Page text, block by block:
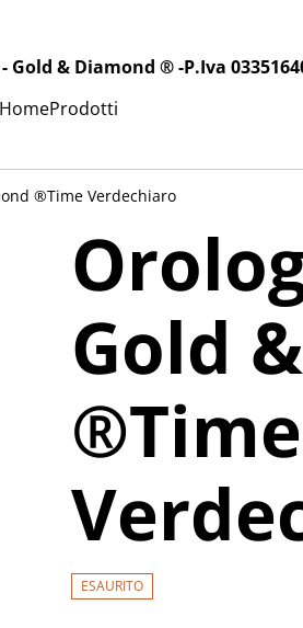
- Gold & Diamond ® -P.Iva
HomeProdotti
®️Time Verdechiaro
Gold
®️Time
ESAURITO